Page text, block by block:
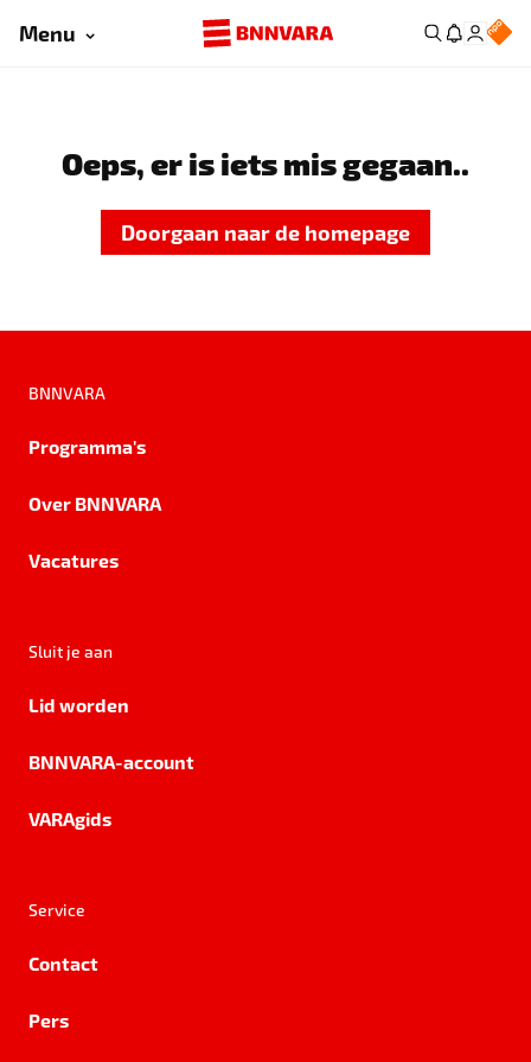
Menu
Oeps, er is iets mis gegaan..
Doorgaan naar de homepage
BNNVARA
Programma's
Over BNNVARA
Vacatures
Sluit je aan
Lid worden
BNNVARA-account
VARAgids
Service
Contact
Pers